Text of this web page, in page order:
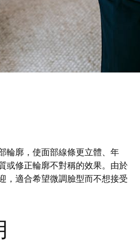
輪廓，使面部線條更立體、年
或修正輪廓不對稱的效果。由於
，適合希望微調臉型而不想接受